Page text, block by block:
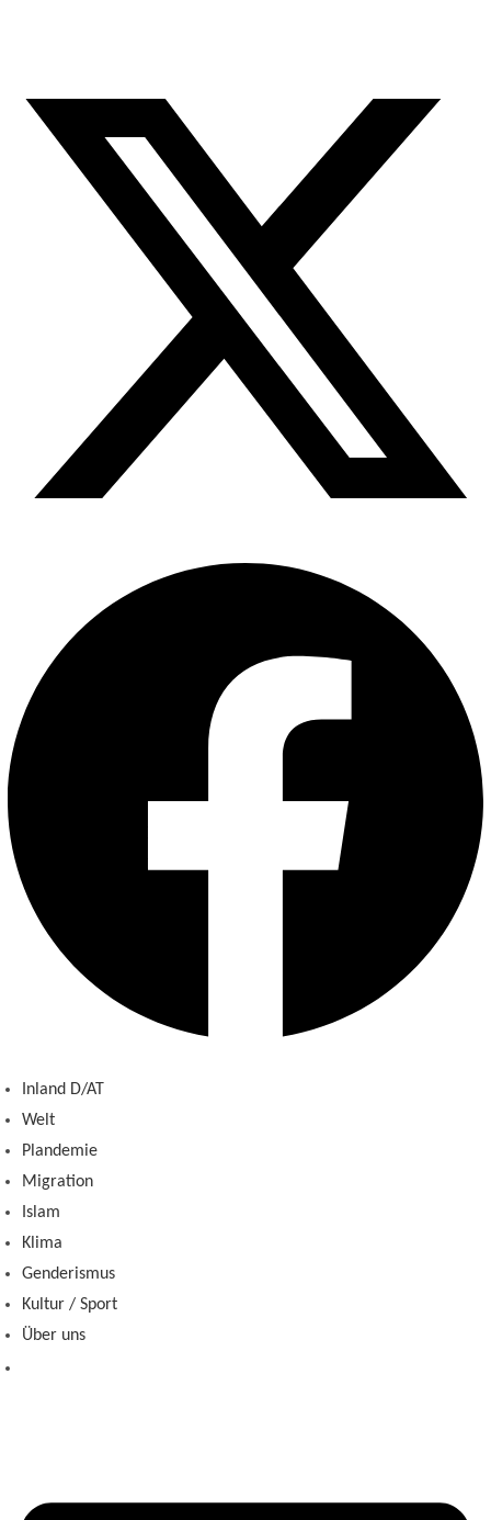
Inland D/AT
Welt
Plandemie
Migration
Islam
Klima
Genderismus
Kultur / Sport
Über uns